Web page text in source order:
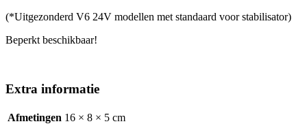
(*Uitgezonderd V6 24V modellen met standaard voor stabilisator)
Beperkt beschikbaar!
Extra informatie
Afmetingen 16 × 8 × 5 cm